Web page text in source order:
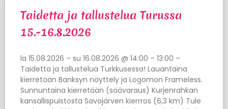
Taidetta ja tallustelua Turussa
15.-16.8.2026
la 15.08.2026 – su 16.08.2026 @ 14:00 – 13:00 –
Taidetta ja tallustelua Turkkusessa! Lauantaina
kierretään Banksyn näyttely ja Logomon Frameless.
Sunnuntaina kierretään (säävaraus) Kurjenrahkan
kansallispuistosta Savojärven kierrros (6,3 km) Tule